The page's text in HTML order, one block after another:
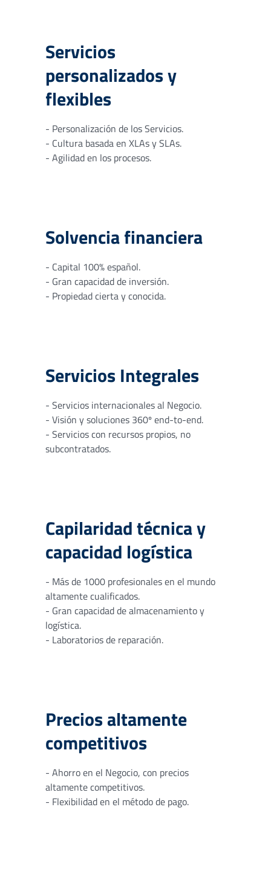
Servicios
personalizados y
flexibles
- Personalización de los Servicios.
- Cultura basada en XLAs y SLAs.
- Agilidad en los procesos.
Solvencia financiera
- Capital 100% español.
- Gran capacidad de inversión.
- Propiedad cierta y conocida.
Servicios Integrales
- Servicios internacionales al Negocio.
- Visión y soluciones 360º end-to-end.
- Servicios con recursos propios, no
subcontratados.
Capilaridad técnica y
capacidad logística
- Más de 1000 profesionales en el mundo
altamente cualificados.
- Gran capacidad de almacenamiento y
logística.
- Laboratorios de reparación.
Precios altamente
competitivos
- Ahorro en el Negocio, con precios
altamente competitivos.
- Flexibilidad en el método de pago.